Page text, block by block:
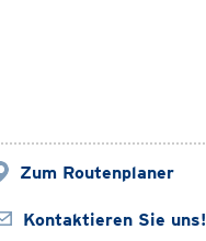
Zum Routenplaner
Kontaktieren Sie uns!